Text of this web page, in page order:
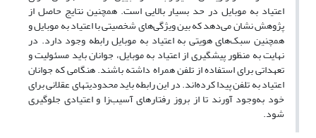
اعتیاد به موبایل در حد بسیار بالایی است. همچنین نتایج حاصل از
پژوهش نشان می‌دهد که بین ویژگی‌های شخصیتی با اعتیاد به موبایل و
همچنین سبک‌های هویتی به اعتیاد به موبایل رابطه وجود دارد. در
نهایت به منظور پیشگیری از اعتیاد به موبایل، جوانان باید مسئولیت و
تعهداتی برای استفاده از تلفن همراه داشته باشند. هنگامی که جوانان
اعتیاد به تلفن پیدا کرده‌اند. در این رابطه باید محدودیت‎های عقلانی برای
خود به‌وجود آورند تا از بروز رفتارهای آسیب‌زا و اعتیادی جلوگیری
شود.